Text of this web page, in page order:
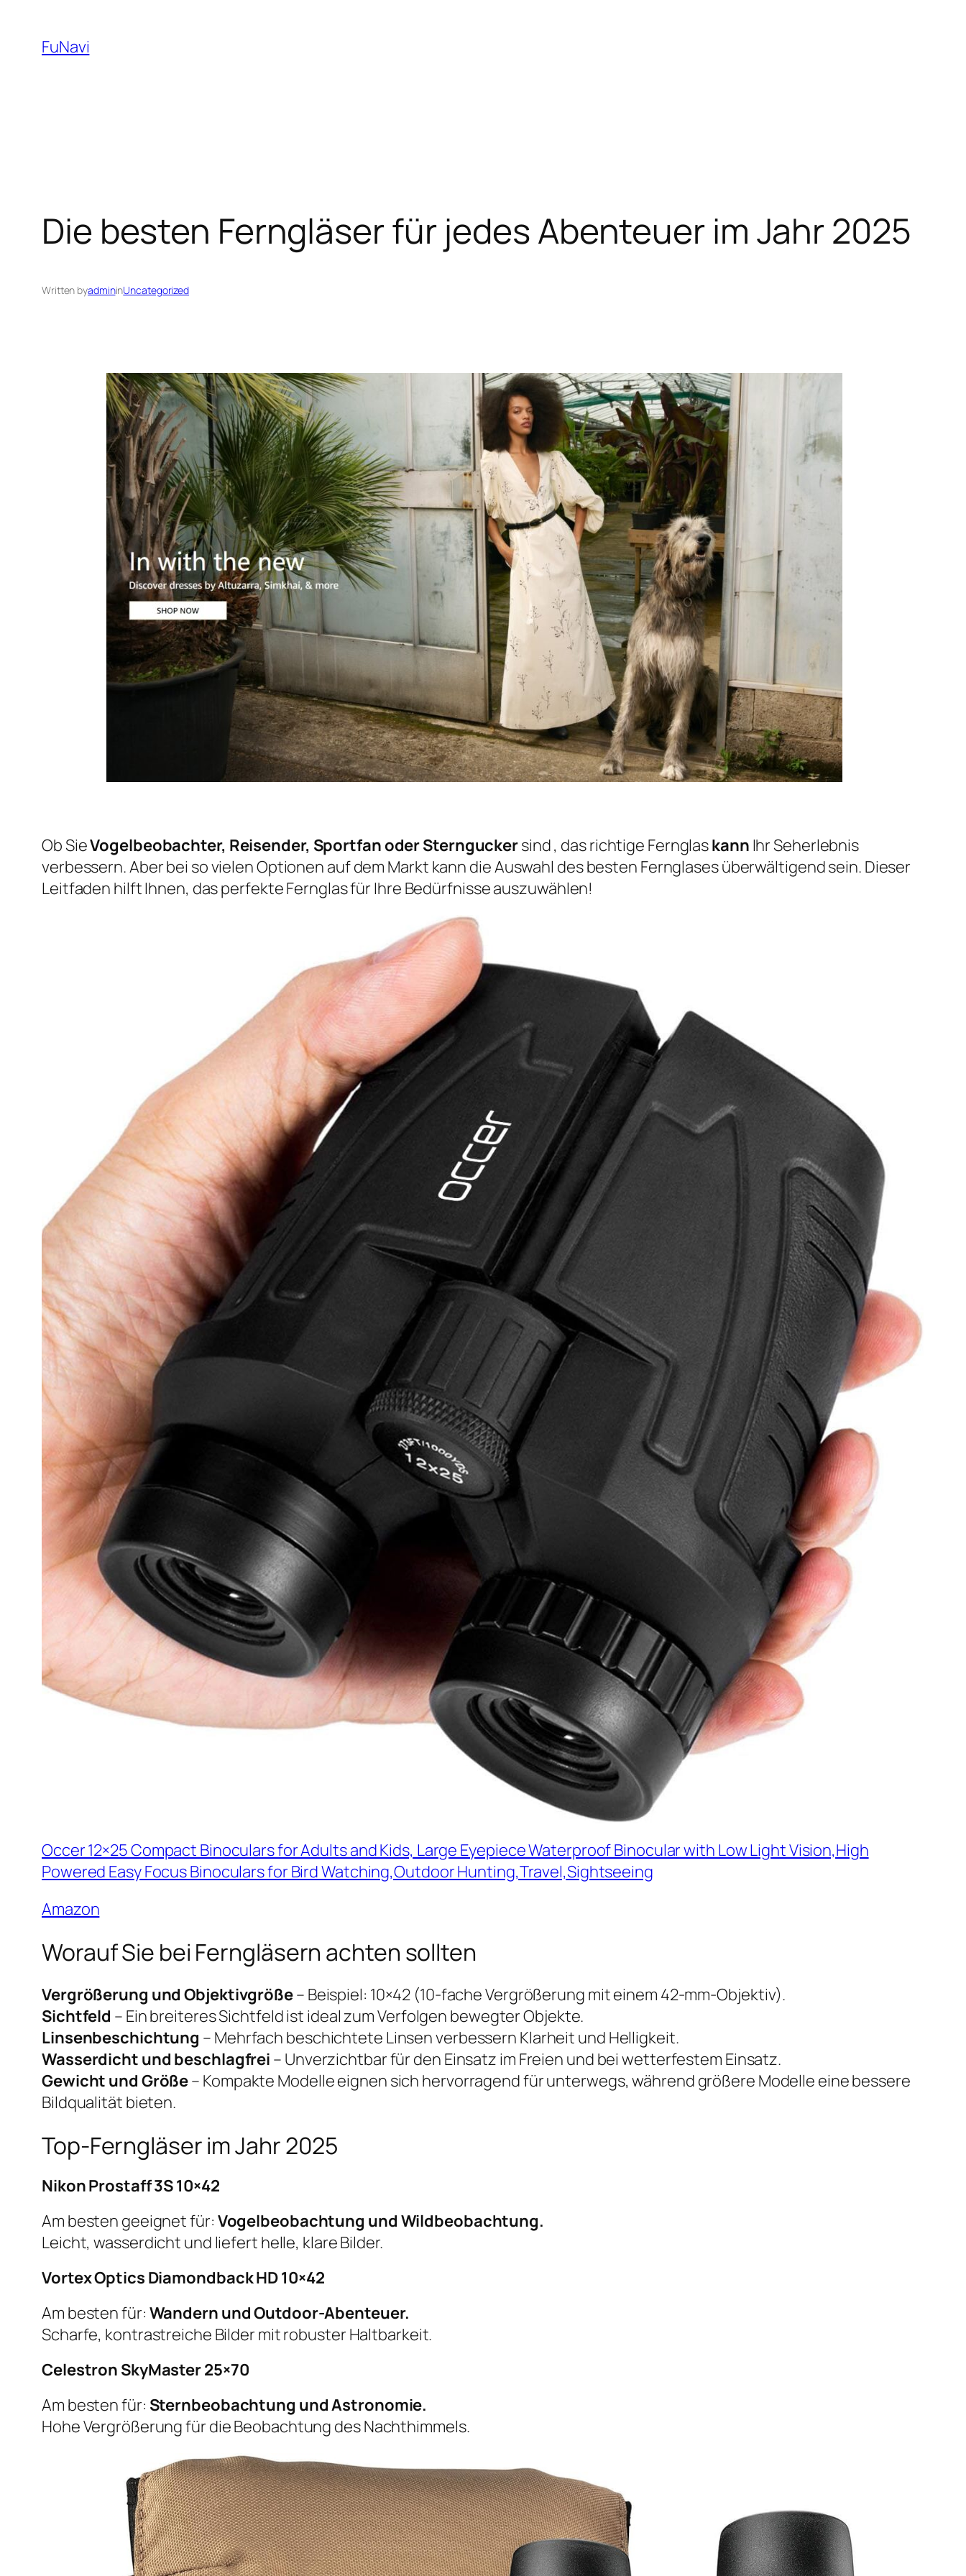
content
FuNavi
Die besten Ferngläser für jedes Abenteuer im Jahr 2025
Written byadmininUncategorized
Ob SieVogelbeobachter, Reisender, Sportfan oder Sternguckersind , das richtige Fernglaskann Ihr Seherlebnis
verbessern. Aber bei so vielen Optionen auf dem Markt kann die Auswahl des besten Fernglases überwältigend sein. Dieser
Leitfaden hilft Ihnen, das perfekte Fernglas für Ihre Bedürfnisse auszuwählen!
Occer 12×25 Compact Binoculars for Adults and Kids, Large Eyepiece Waterproof Binocular with Low Light Vision,High
Powered Easy Focus Binoculars for Bird Watching,Outdoor Hunting,Travel,Sightseeing
Amazon
Worauf Sie bei Ferngläsern achten sollten
Vergrößerung und Objektivgröße– Beispiel: 10×42 (10-fache Vergrößerung mit einem 42-mm-Objektiv).
Sichtfeld – Ein breiteres Sichtfeld ist ideal zum Verfolgen bewegter Objekte.
Linsenbeschichtung – Mehrfach beschichtete Linsen verbessern Klarheit und Helligkeit.
Wasserdicht und beschlagfrei – Unverzichtbar für den Einsatz im Freien und bei wetterfestem Einsatz.
Gewicht und Größe– Kompakte Modelle eignen sich hervorragend für unterwegs, während größere Modelle eine bessere
Bildqualität bieten.
Top-Ferngläser im Jahr 2025
Nikon Prostaff 3S 10×42
Am besten geeignet für: Vogelbeobachtung und Wildbeobachtung.
Leicht, wasserdicht und liefert helle, klare Bilder.
Vortex Optics Diamondback HD 10×42
Am besten für: Wandern und Outdoor-Abenteuer.
Scharfe, kontrastreiche Bilder mit robuster Haltbarkeit.
Celestron SkyMaster 25×70
Am besten für: Sternbeobachtung und Astronomie.
Hohe Vergrößerung für die Beobachtung des Nachthimmels.